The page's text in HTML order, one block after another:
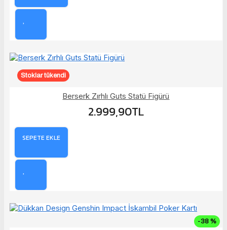
Stoklar tükendi
Berserk Zırhlı Guts Statü Figürü
2.999,90TL
SEPETE EKLE
-38 %